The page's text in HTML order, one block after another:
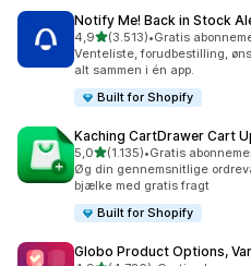
Notify Me! Back in Stock
4,9ud af 5 stjerner
(3.513)
3513 anmeldelser i alt
•Gratis
Venteliste, forudbestilling,
alt sammen i én app.
Built for Shopify
Kaching CartDrawer Cart
5,0ud af 5 stjerner
(1.135)
1135 anmeldelser i alt
•Gratis
Øg din gennemsnitlige
bjælke med gratis fragt
Built for Shopify
Globo Product Options,